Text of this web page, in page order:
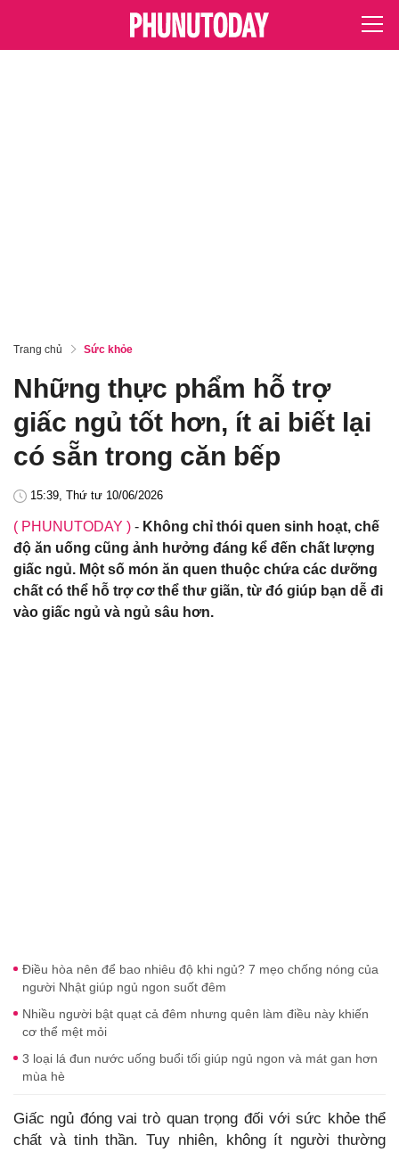
Trang chủ Sức khỏe
Những thực phẩm hỗ trợ
giấc ngủ tốt hơn, ít ai biết lại
có sẵn trong căn bếp
15:39, Thứ tư 10/06/2026
( PHUNUTODAY ) - Không chỉ thói quen sinh hoạt, chế
độ ăn uống cũng ảnh hưởng đáng kể đến chất lượng
giấc ngủ. Một số món ăn quen thuộc chứa các dưỡng
chất có thể hỗ trợ cơ thể thư giãn, từ đó giúp bạn dễ đi
vào giấc ngủ và ngủ sâu hơn.
Điều hòa nên để bao nhiêu độ khi ngủ? 7 mẹo chống nóng của
người Nhật giúp ngủ ngon suốt đêm
Nhiều người bật quạt cả đêm nhưng quên làm điều này khiến
cơ thể mệt mỏi
3 loại lá đun nước uống buổi tối giúp ngủ ngon và mát gan hơn
mùa hè
Giấc ngủ đóng vai trò quan trọng đối với sức khỏe thể
chất và tinh thần. Tuy nhiên, không ít người thường